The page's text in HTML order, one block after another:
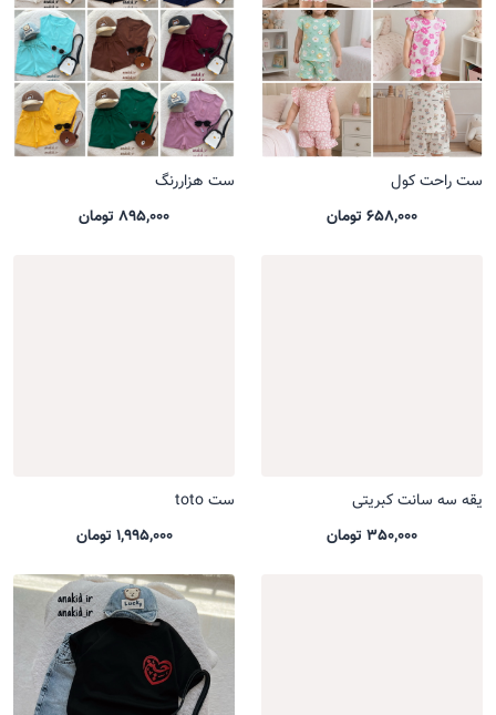
ست راحت کول
658,000 تومان
ست هزاررنگ
895,000 تومان
یقه سه سانت کبریتی
350,000 تومان
ست toto
1,995,000 تومان